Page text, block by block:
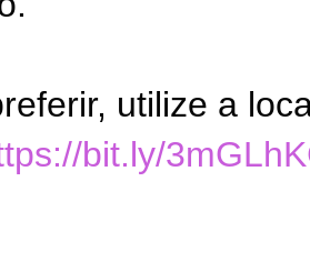
utilize a
bit.ly/